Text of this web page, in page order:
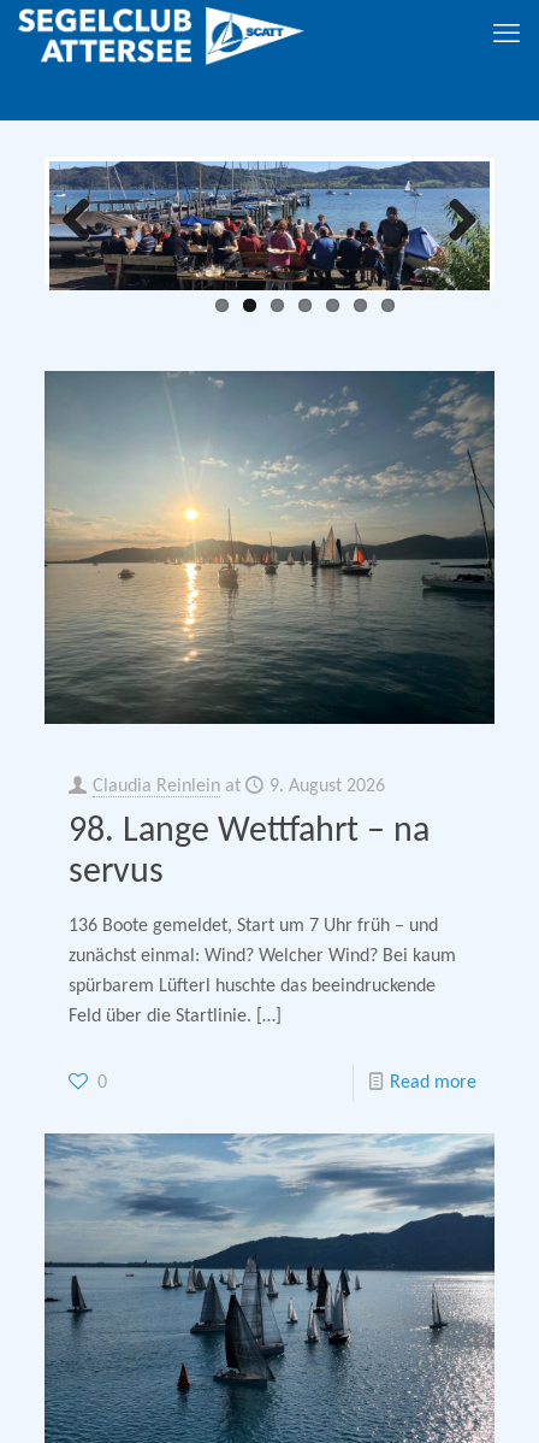
Previous Next
Claudia Reinlein at 9. August 2026
98. Lange Wettfahrt – na
servus
136 Boote gemeldet, Start um 7 Uhr früh – und
zunächst einmal: Wind? Welcher Wind? Bei kaum
spürbarem Lüfterl huschte das beeindruckende
Feld über die Startlinie. […]
0 Read more